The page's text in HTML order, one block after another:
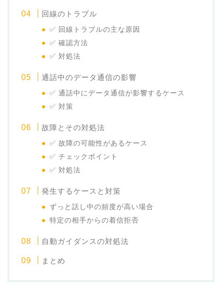
回線のトラブル
✅ 回線トラブルの主な原因
✅ 確認方法
✅ 対処法
通話中のデータ通信の影響
✅ 通話中にデータ通信が影響するケース
✅ 対策
故障とその対処法
✅ 故障の可能性があるケース
✅ チェックポイント
✅ 対処法
発生するケースと対策
ずっと話し中の頻度が高い場合
特定の相手からの着信拒否
自動ガイダンスの対処法
まとめ